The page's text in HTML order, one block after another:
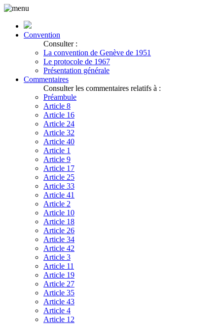
Convention
Consulter :
La convention de Genève de 1951
Le protocole de 1967
Présentation générale
Commentaires
Consulter les commentaires relatifs à :
Préambule
Article 8
Article 16
Article 24
Article 32
Article 40
Article 1
Article 9
Article 17
Article 25
Article 33
Article 41
Article 2
Article 10
Article 18
Article 26
Article 34
Article 42
Article 3
Article 11
Article 19
Article 27
Article 35
Article 43
Article 4
Article 12